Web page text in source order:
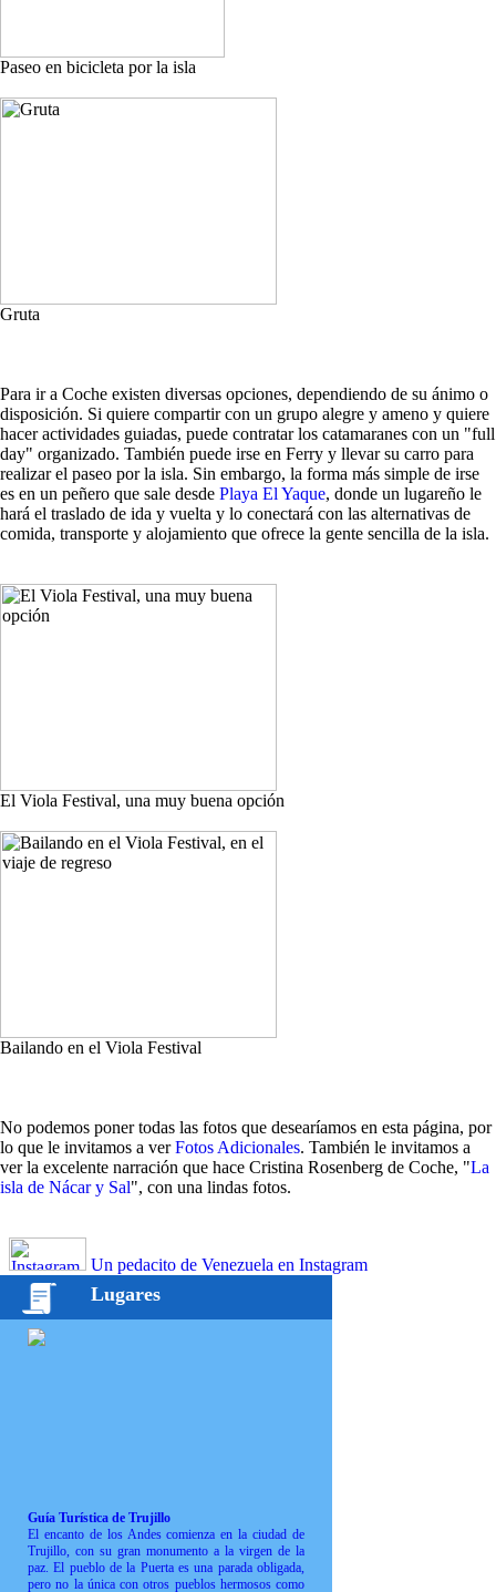
Paseo en bicicleta por la isla
Gruta
Para ir a Coche existen diversas opciones, dependiendo de su ánimo o
disposición. Si quiere compartir con un grupo alegre y ameno y quiere
hacer actividades guiadas, puede contratar los catamaranes con un "full
day" organizado. También puede irse en Ferry y llevar su carro para
realizar el paseo por la isla. Sin embargo, la forma más simple de irse
es en un peñero que sale desde Playa El Yaque, donde un lugareño le
hará el traslado de ida y vuelta y lo conectará con las alternativas de
comida, transporte y alojamiento que ofrece la gente sencilla de la isla.
El Viola Festival, una muy buena opción
Bailando en el Viola Festival
No podemos poner todas las fotos que desearíamos en esta página, por
lo que le invitamos a verFotos Adicionales. También le invitamos a
ver la excelente narración que hace Cristina Rosenberg de Coche, "La
isla de Nácar y Sal", con una lindas fotos.
Un pedacito de Venezuela en Instagram
Lugares
Guía Turística de Trujillo
El encanto de los Andes comienza en la ciudad de
Trujillo, con su gran monumento a la virgen de la
paz. El pueblo de la Puerta es una parada obligada,
pero no la única con otros pueblos hermosos como